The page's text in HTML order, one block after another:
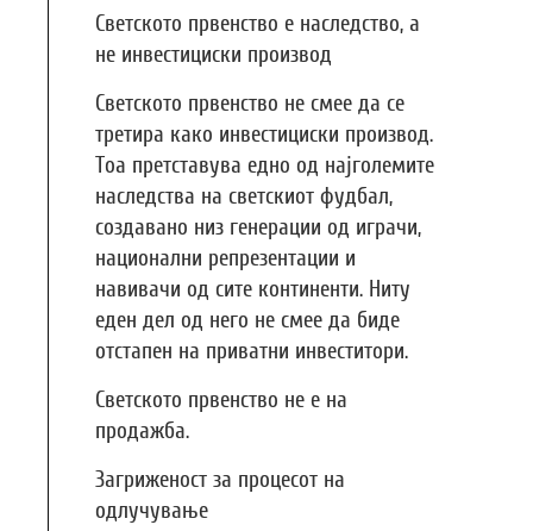
Светското првенство е наследство, а
не инвестициски производ
Светското првенство не смее да се
третира како инвестициски производ.
Тоа претставува едно од најголемите
наследства на светскиот фудбал,
создавано низ генерации од играчи,
национални репрезентации и
навивачи од сите континенти. Ниту
еден дел од него не смее да биде
отстапен на приватни инвеститори.
Светското првенство не е на
продажба.
Загриженост за процесот на
одлучување